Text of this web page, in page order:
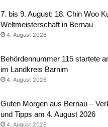
7. bis 9. August: 18. Chin Woo
Weltmeisterschaft in Bernau
4. August 2026
Behördennummer 115 startete
im Landkreis Barnim
4. August 2026
Guten Morgen aus Bernau –
und Tipps am 4. August 2026
4. August 2026